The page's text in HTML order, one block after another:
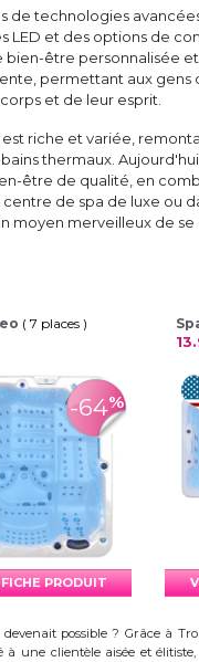
de technologies
LED et des options de
être personnalisée et
permettant aux gens
et de leur esprit.
riche et variée,
thermaux.
être de qualité, en
de spa de luxe ou
moyen merveilleux de
( 7 places )
-64%
PRODUIT
possible ? Grâce à
à une clientèle aisée et